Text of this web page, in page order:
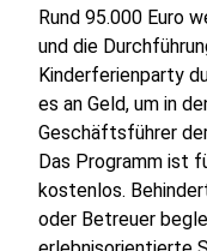
Rund 95.000 Euro
und die
Kinderferienparty
es an Geld, um in
Geschäftsführer
Das Programm ist
kostenlos.
oder Betreuer